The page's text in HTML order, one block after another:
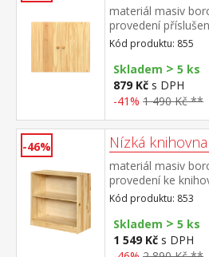
materiál masiv
provedení
nebo 853
Kód produktu: 855
Skladem > 5 ks
879 Kč s DPH
-41% 1 490 Kč **
-46% Nízká
materiál masiv
provedení ke
dvířka 855 nebo
dvířek
Kód produktu: 853
Skladem > 5 ks
1 549 Kč s DPH